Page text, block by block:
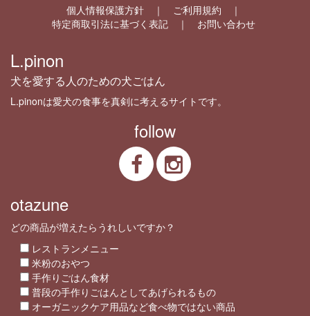
個人情報保護方針
ご利用規約
特定商取引法に基づく表記
お問い合わせ
L.pinon
犬を愛する人のための犬ごはん
L.pinonは愛犬の食事を真剣に考えるサイトです。
follow
otazune
どの商品が増えたらうれしいですか？
レストランメニュー
米粉のおやつ
手作りごはん食材
普段の手作りごはんとしてあげられるもの
オーガニックケア用品など食べ物ではない商品